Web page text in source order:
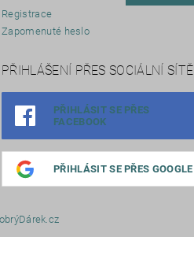
Registrace
Zapomenuté heslo
PŘIHLÁŠENÍ PŘES SOCIÁLNÍ SÍTĚ
PŘIHLÁSIT SE PŘES
FACEBOOK
PŘIHLÁSIT SE PŘES GOOGLE